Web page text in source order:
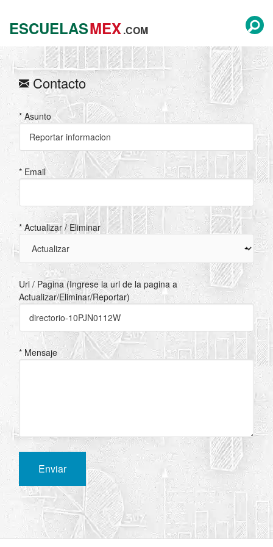
ESCUELASMEX.COM
Contacto
* Asunto
* Email
* Actualizar / Eliminar
Url / Pagina (Ingrese la url de la pagina a
Actualizar/Eliminar/Reportar)
* Mensaje
Enviar